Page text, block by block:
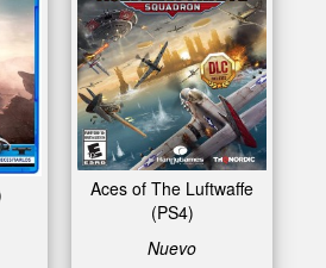
Aces of The Luftwaffe
(PS4)
Nuevo